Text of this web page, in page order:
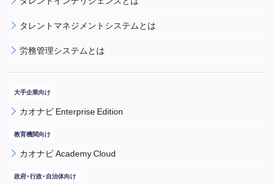
タレントマネジメントシステムとは
労務管理システムとは
カオナビ Enterprise Edition
カオナビ Academy Cloud